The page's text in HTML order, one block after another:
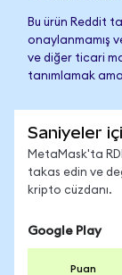
Bu ürün Reddit
onaylanmamış
ve diğer ticari
tanımlamak
Saniyeler
MetaMask'ta
takas edin ve
kripto cüzdanı.
Google Play
Puan